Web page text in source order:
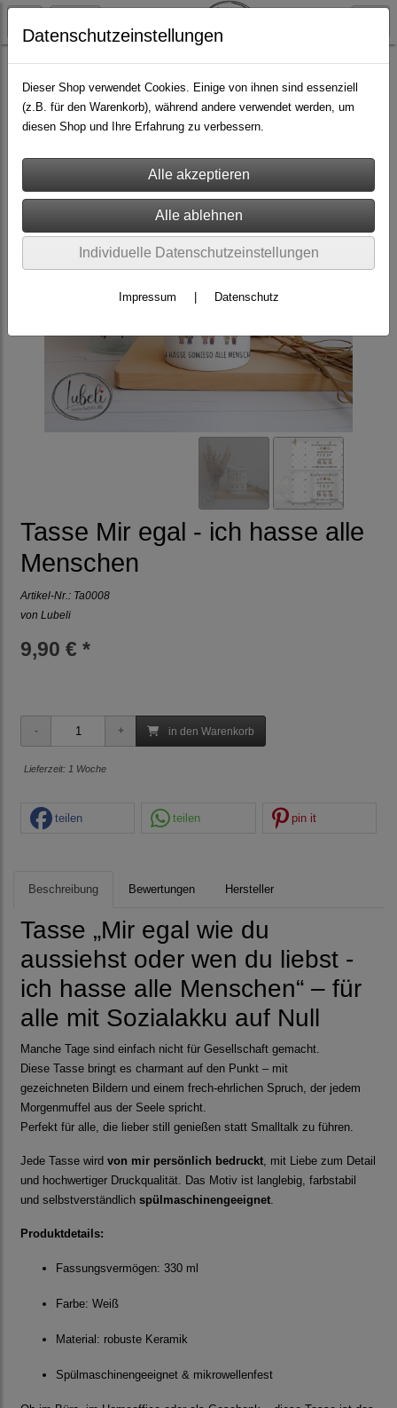
Geschenkideen
Tasse Mir egal - ich hasse alle
Menschen
Artikel-Nr.: Ta0008
von Lubeli
9,90 € *
in den Warenkorb
Lieferzeit: 1 Woche
teilen teilen pin it
Beschreibung Bewertungen Hersteller
Tasse „Mir egal wie du
aussiehst oder wen du liebst -
ich hasse alle Menschen“ – für
alle mit Sozialakku auf Null
Manche Tage sind einfach nicht für Gesellschaft gemacht.
Diese Tasse bringt es charmant auf den Punkt – mit
gezeichneten Bildern und einem frech-ehrlichen Spruch, der jedem
Morgenmuffel aus der Seele spricht.
Perfekt für alle, die lieber still genießen statt Smalltalk zu führen.
Jede Tasse wird von mir persönlich bedruckt, mit Liebe zum Detail
und hochwertiger Druckqualität. Das Motiv ist langlebig, farbstabil
und selbstverständlich spülmaschinengeeignet.
Produktdetails:
Fassungsvermögen: 330 ml
Farbe: Weiß
Material: robuste Keramik
Spülmaschinengeeignet & mikrowellenfest
Datenschutzeinstellungen
Dieser Shop verwendet Cookies. Einige von ihnen sind essenziell
(z.B. für den Warenkorb), während andere verwendet werden, um
diesen Shop und Ihre Erfahrung zu verbessern.
Individuelle Datenschutzeinstellungen
Impressum Datenschutz